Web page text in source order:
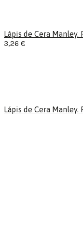
Lápis de Cera
3,26 €
Lápis de Cera Manley.